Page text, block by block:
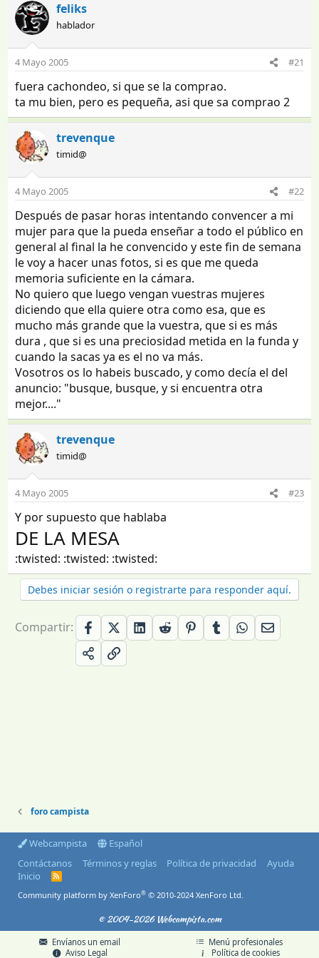
feliks
hablador
4 Mayo 2005 #21
fuera cachondeo, si que se la comprao.
ta mu bien, pero es pequeña, asi que sa comprao 2
trevenque
timid@
4 Mayo 2005 #22
Después de pasar horas intentando convencer a mi
mujer para que la pueda enseñar a todo el público en
general al final la he convencido y este fin de semana
le voy a hacer unas fotos, si es que me queda
memoria suficiente en la cámara.
No quiero que luego vengan vuestras mujeres
diciendo que ella quiere otra como esa, que es
mucho más grande que la vuestra, que si es más
dura , que si es una preciosidad metida en la funda y
cuando la sacas ya es el no va más.
Vosotros os lo habeis buscado, y como decía el del
anuncio: "busque, busque, y si encuentra otra
mejor...."
trevenque
timid@
4 Mayo 2005 #23
Y por supuesto que hablaba
DE LA MESA
:twisted: :twisted: :twisted:
Debes iniciar sesión o registrarte para responder aquí.
Compartir:
foro campista
Webcampista
Español
Contáctanos
Términos y reglas Política de privacidad
Ayuda
Inicio
R
S
Community platform by XenForo® © 2010-2024 XenForo Ltd.
© 2004-2026 Webcampista.com
Envíanos un email
Aviso Legal
Menú profesionales
Política de cookies